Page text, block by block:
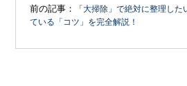
前の記事：
「大掃除」で絶対に整理し
ている「コツ」を完全解説！